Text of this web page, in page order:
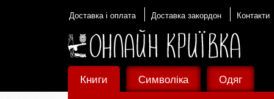
Доставка і оплата Доставка закордон Контакти
Книги Символіка Одяг